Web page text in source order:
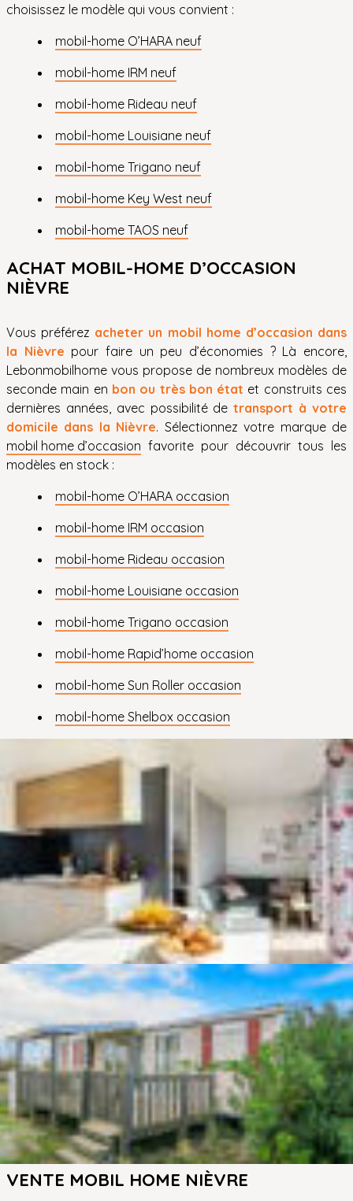
choisissez le modèle qui vous convient :
mobil-home O’HARA neuf
mobil-home IRM neuf
mobil-home Rideau neuf
mobil-home Louisiane neuf
mobil-home Trigano neuf
mobil-home Key West neuf
mobil-home TAOS neuf
ACHAT MOBIL-HOME D’OCCASION
NIÈVRE
Vous préférez acheter un mobil home d’occasion dans
la Nièvre pour faire un peu d’économies ? Là encore,
Lebonmobilhome vous propose de nombreux modèles de
seconde main en bon ou très bon état et construits ces
dernières années, avec possibilité detransport à votre
domicile dans la Nièvre. Sélectionnez votre marque de
mobil home d’occasion favorite pour découvrir tous les
modèles en stock :
mobil-home O’HARA occasion
mobil-home IRM occasion
mobil-home Rideau occasion
mobil-home Louisiane occasion
mobil-home Trigano occasion
mobil-home Rapid’home occasion
mobil-home Sun Roller occasion
mobil-home Shelbox occasion
VENTE MOBIL HOME NIÈVRE